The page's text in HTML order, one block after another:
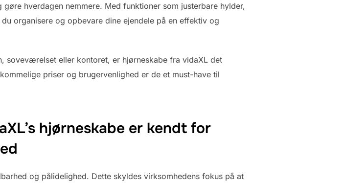
hverdagen nemmere. Med funktioner som justerbare hylder,
organisere og opbevare dine ejendele på en effektiv og
soveværelset eller kontoret, er hjørneskabe fra vidaXL det
priser og brugervenlighed er de et must-have til
hjørneskabe er kendt for
og pålidelighed. Dette skyldes virksomhedens fokus på at